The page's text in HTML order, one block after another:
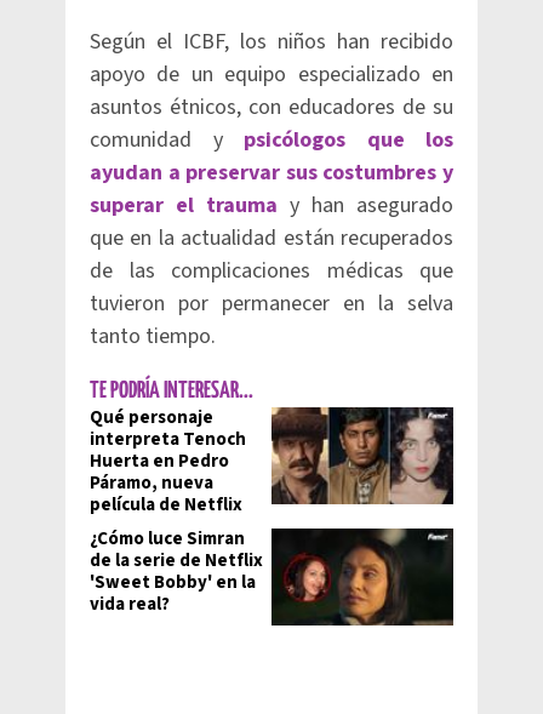
Según el ICBF, los niños han recibido
apoyo de un equipo especializado en
asuntos étnicos, con educadores de su
comunidad y psicólogos que los
ayudan a preservar sus costumbres y
superar el trauma y han asegurado
que en la actualidad están recuperados
de las complicaciones médicas que
tuvieron por permanecer en la selva
tanto tiempo.
TE PODRÍA INTERESAR...
Qué personaje
interpreta Tenoch
Huerta en Pedro
Páramo, nueva
película de Netflix
¿Cómo luce Simran
de la serie de Netflix
'Sweet Bobby' en la
vida real?